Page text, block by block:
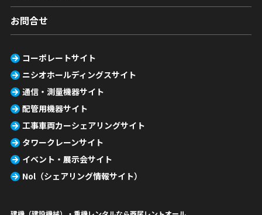
お問合せ
コーポレートサイト
ニシオホールディングスサイト
通信・測量機器サイト
配管用機器サイト
工事車両カーシェアリングサイト
タワークレーンサイト
イベント・展示会サイト
Nol（シェアリング情報サイト）